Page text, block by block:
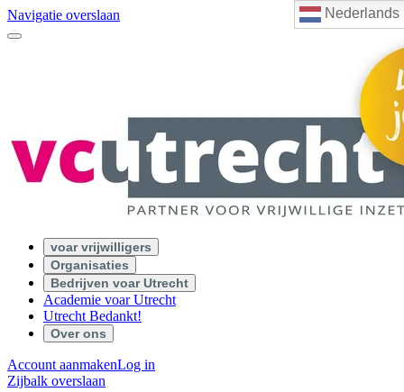
Nederlands
Navigatie overslaan
voar vrijwilligers
Organisaties
Bedrijven voar Utrecht
Academie voar Utrecht
Utrecht Bedankt!
Over ons
Account aanmakenLog in
Zijbalk overslaan